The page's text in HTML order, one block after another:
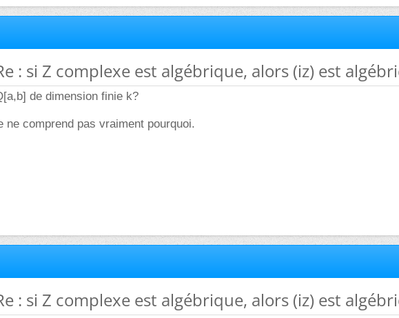
: si Z complexe est algébrique, alors (iz) est
de dimension finie k?
ne comprend pas vraiment pourquoi.
: si Z complexe est algébrique, alors (iz) est